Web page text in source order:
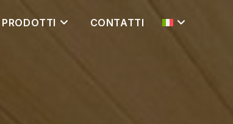
PRODOTTI CONTATTI